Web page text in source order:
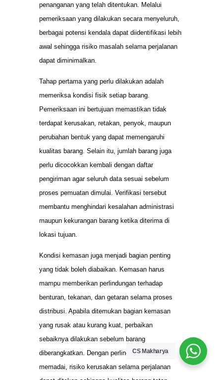
penanganan yang telah ditentukan. Melalui
pemeriksaan yang dilakukan secara menyeluruh,
berbagai potensi kendala dapat diidentifikasi lebih
awal sehingga risiko masalah selama perjalanan
dapat diminimalkan.
Tahap pertama yang perlu dilakukan adalah
memeriksa kondisi fisik setiap barang.
Pemeriksaan ini bertujuan memastikan tidak
terdapat kerusakan, retakan, penyok, maupun
perubahan bentuk yang dapat memengaruhi
kualitas barang. Selain itu, jumlah barang juga
perlu dicocokkan kembali dengan daftar
pengiriman agar seluruh data sesuai sebelum
proses pemuatan dimulai. Verifikasi tersebut
membantu menghindari kesalahan administrasi
maupun kekurangan barang ketika diterima di
lokasi tujuan.
Kondisi kemasan juga menjadi bagian penting
yang tidak boleh diabaikan. Kemasan harus
mampu memberikan perlindungan terhadap
benturan, tekanan, dan getaran selama proses
distribusi. Apabila ditemukan bagian kemasan
yang rusak atau kurang kuat, perbaikan
sebaiknya dilakukan sebelum barang
diberangkatkan. Dengan perlindungan yang
memadai, risiko kerusakan selama perjalanan
CS Makharya